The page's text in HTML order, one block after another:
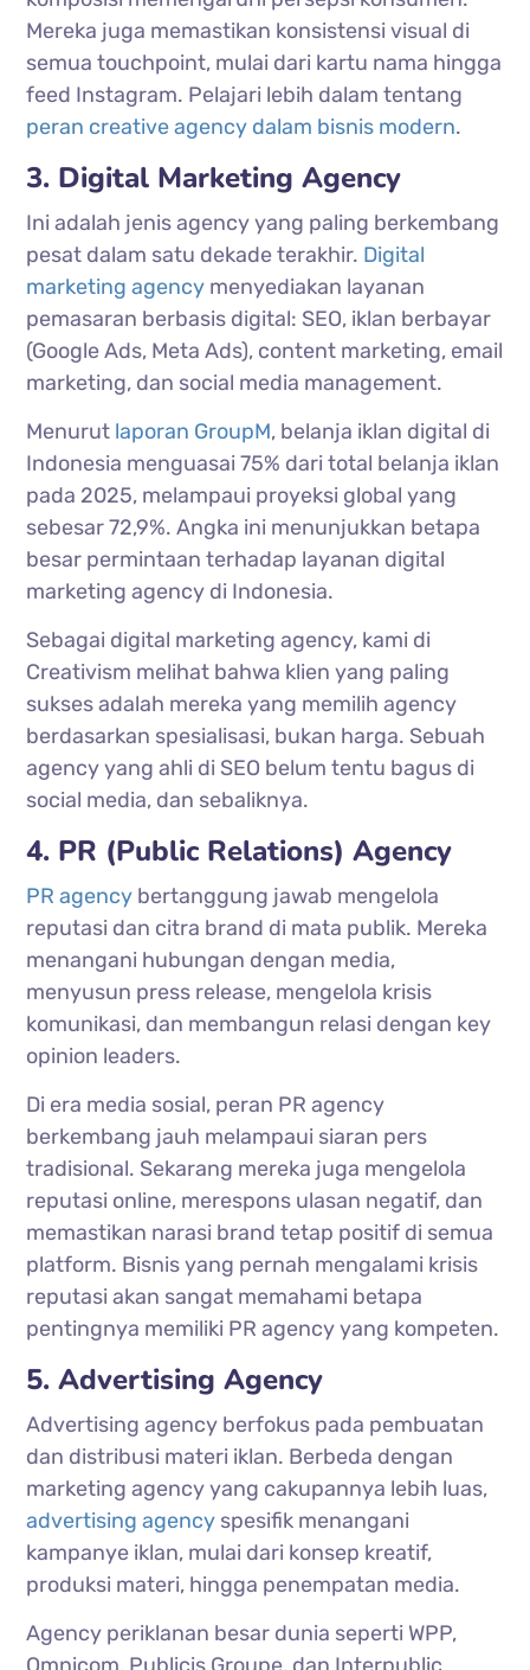
Mereka juga memastikan konsistensi visual di
semua touchpoint, mulai dari kartu nama hingga
feed Instagram. Pelajari lebih dalam tentang
peran creative agency dalam bisnis modern.
3. Digital Marketing Agency
Ini adalah jenis agency yang paling berkembang
pesat dalam satu dekade terakhir. Digital
marketing agency menyediakan layanan
pemasaran berbasis digital: SEO, iklan berbayar
(Google Ads, Meta Ads), content marketing, email
marketing, dan social media management.
Menurut laporan GroupM, belanja iklan digital di
Indonesia menguasai 75% dari total belanja iklan
pada 2025, melampaui proyeksi global yang
sebesar 72,9%. Angka ini menunjukkan betapa
besar permintaan terhadap layanan digital
marketing agency di Indonesia.
Sebagai digital marketing agency, kami di
Creativism melihat bahwa klien yang paling
sukses adalah mereka yang memilih agency
berdasarkan spesialisasi, bukan harga. Sebuah
agency yang ahli di SEO belum tentu bagus di
social media, dan sebaliknya.
4. PR (Public Relations) Agency
PR agency bertanggung jawab mengelola
reputasi dan citra brand di mata publik. Mereka
menangani hubungan dengan media,
menyusun press release, mengelola krisis
komunikasi, dan membangun relasi dengan key
opinion leaders.
Di era media sosial, peran PR agency
berkembang jauh melampaui siaran pers
tradisional. Sekarang mereka juga mengelola
reputasi online, merespons ulasan negatif, dan
memastikan narasi brand tetap positif di semua
platform. Bisnis yang pernah mengalami krisis
reputasi akan sangat memahami betapa
pentingnya memiliki PR agency yang kompeten.
5. Advertising Agency
Advertising agency berfokus pada pembuatan
dan distribusi materi iklan. Berbeda dengan
marketing agency yang cakupannya lebih luas,
advertising agency spesifik menangani
kampanye iklan, mulai dari konsep kreatif,
produksi materi, hingga penempatan media.
Agency periklanan besar dunia seperti WPP,